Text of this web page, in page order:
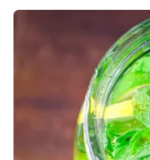
शिवम अवस्थी
शिवम् अवस्थी
खेल
और टेनिस में
क्रिकेट इंटर
में कदम रखने के
किया और कई
2011 वनडे
Follow Us: